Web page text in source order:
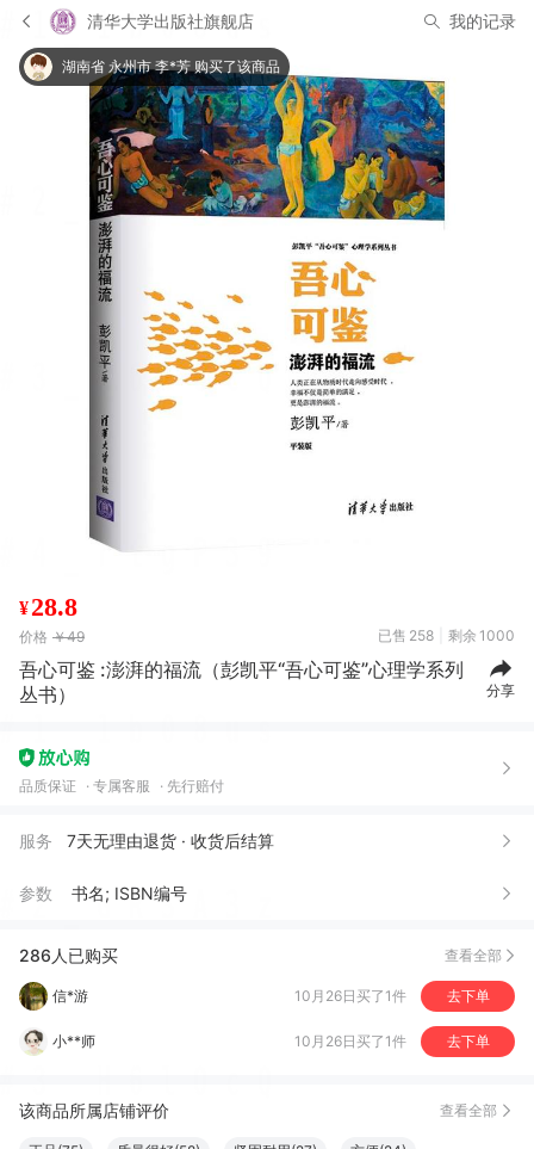
清华大学出版社旗舰店 我的记录
湖南省 永州市 李*芳 购买了该商品
¥28.8
价格 ￥49 已售 258 剩余 1000
吾心可鉴 :澎湃的福流（彭凯平“吾心可鉴”心理学系列
丛书）
分享
品质保证 专属客服 先行赔付
服务 7天无理由退货 · 收货后结算
参数 书名; ISBN编号
286人已购买 查看全部
小**师 去下单
万* 10月26日买了1件 去下单
吴*师 10月26日买了1件 去下单
该商品所属店铺评价 查看全部